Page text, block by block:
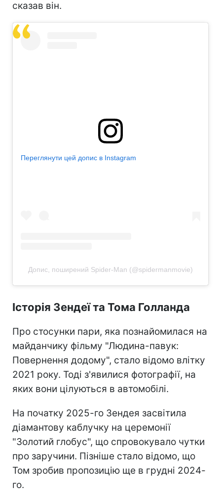
сказав він.
Переглянути цей допис в Instagram
Допис, поширений Spider-Man (@spidermanmovie)
Історія Зендеї та Тома Голланда
Про стосунки пари, яка познайомилася на
майданчику фільму "Людина-павук:
Повернення додому", стало відомо влітку
2021 року. Тоді з'явилися фотографії, на
яких вони цілуються в автомобілі.
На початку 2025-го Зендея засвітила
діамантову каблучку на церемонії
"Золотий глобус", що спровокувало чутки
про заручини. Пізніше стало відомо, що
Том зробив пропозицію ще в грудні 2024-
го.